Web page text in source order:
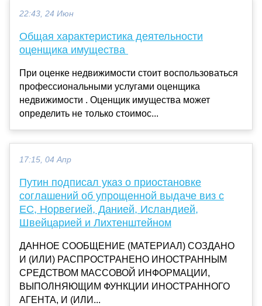
22:43, 24 Июн
Общая характеристика деятельности
оценщика имущества
При оценке недвижимости стоит воспользоваться
профессиональными услугами оценщика
недвижимости . Оценщик имущества может
определить не только стоимос...
17:15, 04 Апр
Путин подписал указ о приостановке
соглашений об упрощенной выдаче виз с
ЕС, Норвегией, Данией, Исландией,
Швейцарией и Лихтенштейном
ДАННОЕ СООБЩЕНИЕ (МАТЕРИАЛ) СОЗДАНО
И (ИЛИ) РАСПРОСТРАНЕНО ИНОСТРАННЫМ
СРЕДСТВОМ МАССОВОЙ ИНФОРМАЦИИ,
ВЫПОЛНЯЮЩИМ ФУНКЦИИ ИНОСТРАННОГО
АГЕНТА, И (ИЛИ...